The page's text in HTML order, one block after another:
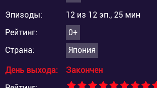
Эпизоды:
12 из 12 эп., 25 мин
Рейтинг:
0+
Страна:
Япония
День выхода:
Закончен